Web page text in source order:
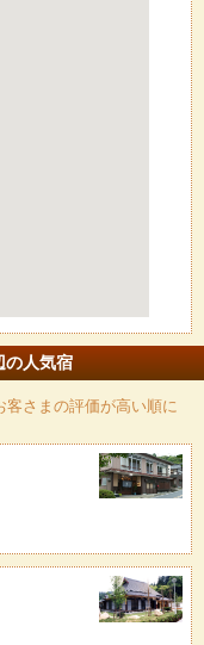
の人気宿
客さまの評価が高い順に